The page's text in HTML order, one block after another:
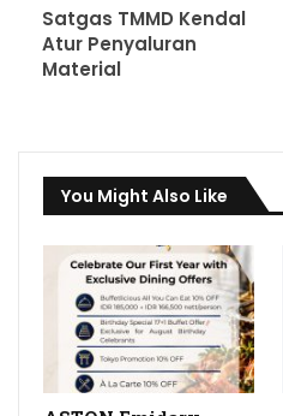
Satgas TMMD Kendal
Atur Penyaluran
Material
You Might Also Like